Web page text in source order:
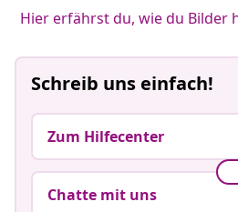
Hier erfährst du, wie du Bilder
Schreib uns einfach!
Zum Hilfecenter
Chatte mit uns